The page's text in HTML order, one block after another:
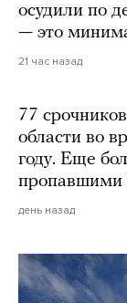
осудили по
— это
21 час назад
77
области во
году. Еще
пропавшими
день назад